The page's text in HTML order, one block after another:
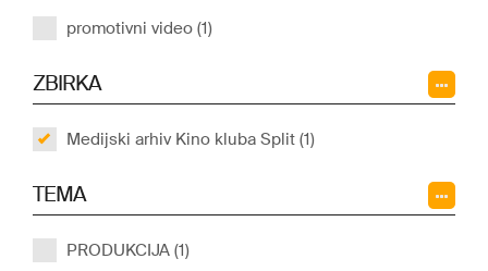
promotivni video (1)
ZBIRKA
Medijski arhiv Kino kluba Split (1)
TEMA
PRODUKCIJA (1)